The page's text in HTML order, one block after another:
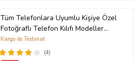
Tüm Telefonlara Uyumlu Kişiye Özel
Fotoğraflı Telefon Kılıfı Modeller
Açıklamada
(4)
Kargo ile Teslimat